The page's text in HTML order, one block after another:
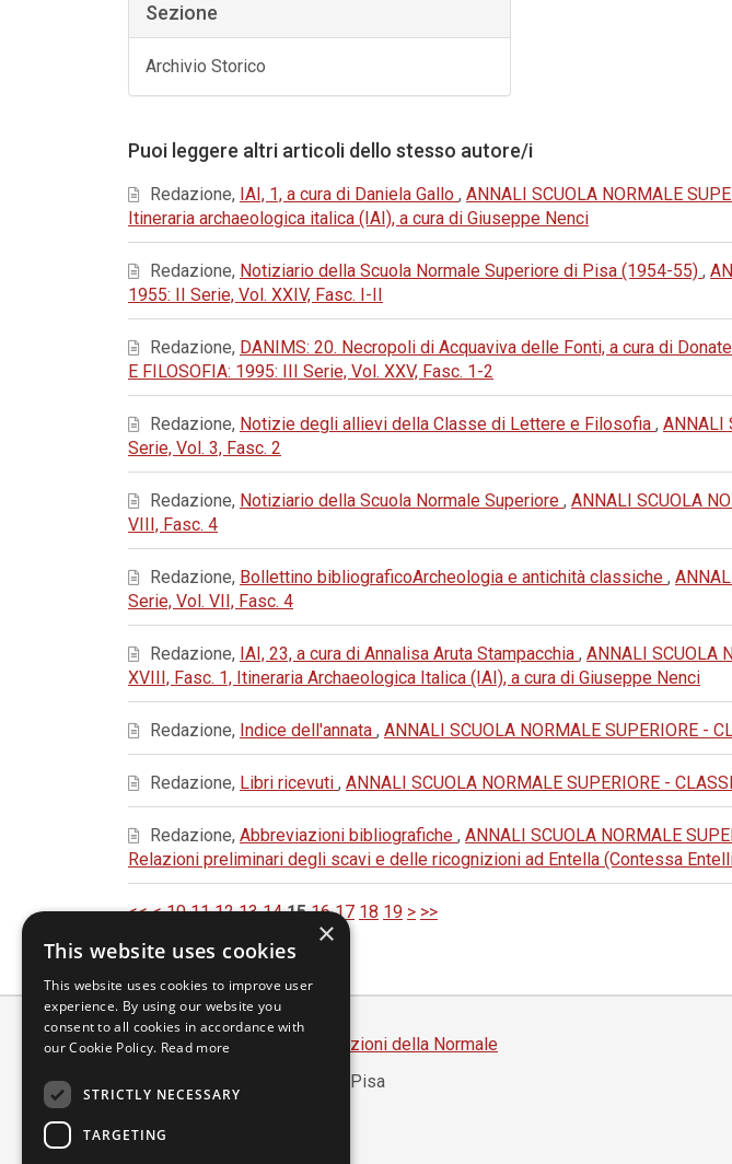
Sezione
Archivio Storico
Puoi leggere altri articoli dello stesso autore/i
Redazione, IAI, 1, a cura di Daniela Gallo , ANNALI SCUOLA NORMALE
Itineraria archaeologica italica (IAI), a cura di Giuseppe Nenci
Redazione, Notiziario della Scuola Normale Superiore di Pisa (1954-55) ,
1955: II Serie, Vol. XXIV, Fasc. I-II
Redazione, DANIMS: 20. Necropoli di Acquaviva delle Fonti, a cura di
E FILOSOFIA: 1995: III Serie, Vol. XXV, Fasc. 1-2
Redazione, Notizie degli allievi della Classe di Lettere e Filosofia , ANNALI
Serie, Vol. 3, Fasc. 2
Redazione, Notiziario della Scuola Normale Superiore , ANNALI SCUOLA
VIII, Fasc. 4
Redazione, Bollettino bibliograficoArcheologia e antichità classiche ,
Serie, Vol. VII, Fasc. 4
Redazione, IAI, 23, a cura di Annalisa Aruta Stampacchia , ANNALI SCUOLA
XVIII, Fasc. 1, Itineraria Archaeologica Italica (IAI), a cura di Giuseppe Nenci
Redazione, Indice dell'annata , ANNALI SCUOLA NORMALE SUPERIORE -
Redazione, Libri ricevuti , ANNALI SCUOLA NORMALE SUPERIORE -
Redazione, Abbreviazioni bibliografiche , ANNALI SCUOLA NORMALE
Relazioni preliminari degli scavi e delle ricognizioni ad Entella (Contessa
<< < 10 11 12 13 14 15 16 17 18 19 > >>
Scuola Normale Superiore
Edizioni della Normale
Piazza dei Cavalieri, 7 - 56126 Pisa
Partita IVA 00420000507
×
This website uses cookies
This website uses cookies to improve user
experience. By using our website you
consent to all cookies in accordance with
our Cookie Policy. Read more
STRICTLY NECESSARY
TARGETING